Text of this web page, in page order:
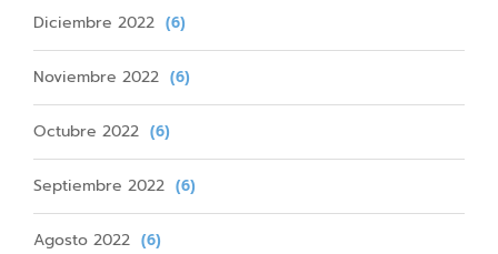
Diciembre 2022 (6)
Noviembre 2022 (6)
Octubre 2022 (6)
Septiembre 2022 (6)
Agosto 2022 (6)